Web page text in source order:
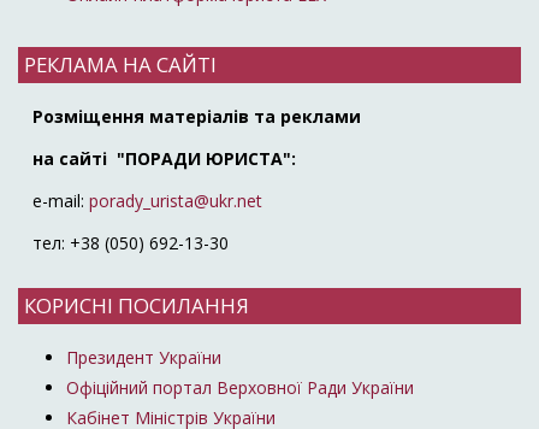
РЕКЛАМА НА САЙТІ
Розміщення матеріалів та реклами
на сайті "ПОРАДИ ЮРИСТА":
e-mail: porady_urista@ukr.net
тел: +38 (050) 692-13-30
КОРИСНІ ПОСИЛАННЯ
Президент України
Офіційний портал Верховної Ради України
Кабінет Міністрів України